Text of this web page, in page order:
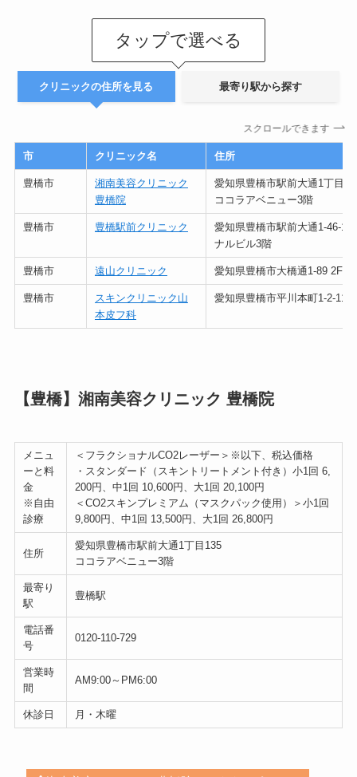
タップで選べる
クリニックの住所を見る 最寄り駅から探す
スクロールできます
市 クリニック名 住所
豊橋市
湘南美容クリニック
豊橋院
愛知県豊橋市駅前大通1丁目
ココラアベニュー3階
豊橋市 豊橋駅前クリニック
愛知県豊橋市駅前大通1-46-1
ナルビル3階
豊橋市 遠山クリニック 愛知県豊橋市大橋通1-89 2F
豊橋市
スキンクリニック山
本皮フ科
愛知県豊橋市平川本町1-2-11
【豊橋】湘南美容クリニック 豊橋院
メニュ
ーと料
金
※自由
診療
＜フラクショナルCO2レーザー＞※以下、税込価格
・スタンダード（スキントリートメント付き）小1回 6,
200円、中1回 10,600円、大1回 20,100円
＜CO2スキンプレミアム（マスクパック使用）＞小1回
9,800円、中1回 13,500円、大1回 26,800円
住所
愛知県豊橋市駅前大通1丁目135
ココラアベニュー3階
最寄り
駅
豊橋駅
電話番
号
0120-110-729
営業時
間
AM9:00～PM6:00
休診日 月・木曜